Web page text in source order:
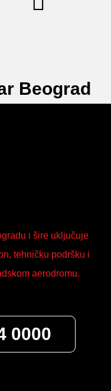
Beograd
i šire uključuje
tehničku podršku i
aerodromu.
0000